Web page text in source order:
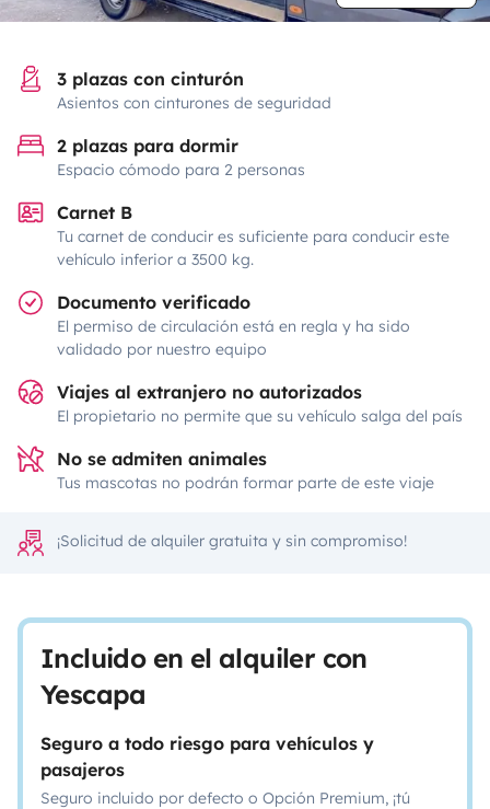
3 plazas con cinturón
Asientos con cinturones de seguridad
2 plazas para dormir
Espacio cómodo para 2 personas
Carnet B
Tu carnet de conducir es suficiente para conducir este
vehículo inferior a 3500 kg.
Documento verificado
El permiso de circulación está en regla y ha sido
validado por nuestro equipo
Viajes al extranjero no autorizados
El propietario no permite que su vehículo salga del país
No se admiten animales
Tus mascotas no podrán formar parte de este viaje
¡Solicitud de alquiler gratuita y sin compromiso!
Incluido en el alquiler con
Yescapa
Seguro a todo riesgo para vehículos y
pasajeros
Seguro incluido por defecto o Opción Premium, ¡tú